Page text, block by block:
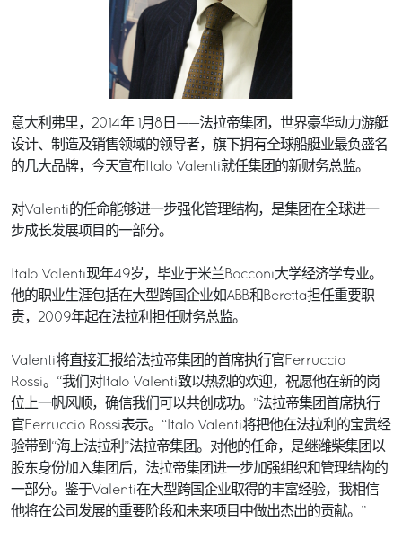
意大利弗里，2014年 1月8日——法拉帝集团，世界豪华动力游艇
设计、制造及销售领域的领导者，旗下拥有全球船艇业最负盛名
的几大品牌，今天宣布Italo Valenti就任集团的新财务总监。
对Valenti的任命能够进一步强化管理结构，是集团在全球进一
步成长发展项目的一部分。
Italo Valenti现年49岁，毕业于米兰Bocconi大学经济学专业。
他的职业生涯包括在大型跨国企业如ABB和Beretta担任重要职
责，2009年起在法拉利担任财务总监。
Valenti将直接汇报给法拉帝集团的首席执行官Ferruccio
Rossi。“我们对Italo Valenti致以热烈的欢迎，祝愿他在新的岗
位上一帆风顺，确信我们可以共创成功。”法拉帝集团首席执行
官Ferruccio Rossi表示。“Italo Valenti将把他在法拉利的宝贵经
验带到“海上法拉利”法拉帝集团。对他的任命，是继潍柴集团以
股东身份加入集团后，法拉帝集团进一步加强组织和管理结构的
一部分。鉴于Valenti在大型跨国企业取得的丰富经验，我相信
他将在公司发展的重要阶段和未来项目中做出杰出的贡献。”